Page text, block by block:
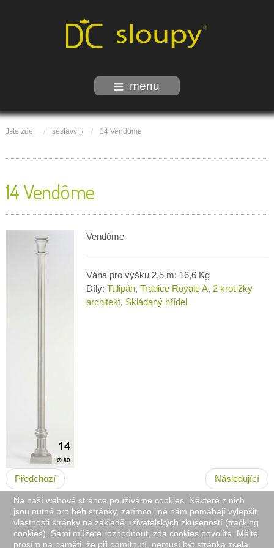
menu
Jste zde: sestavy 14 Vendôme
14 Vendôme
Vendôme
Váha pro výšku 2,5 m: 16,6 Kg
Díly: Tulipán, Tradice Royale A, 2 kroužky
architekt, Skládaný hřídel
Předchozí Následující
Na naší webové stránce používáme cookies. Některé z nich
jsou nutné pro běh stránky, zatímco jiné nám pomáhají vylepšit
vlastnosti stránky na základě uživatelských zkušeností (tracking
cookies). Sami můžete rozhodnout, zda cookies povolíte. Mějte
prosím na paměti, že při odmítnutí, nemusí být stránka zcela